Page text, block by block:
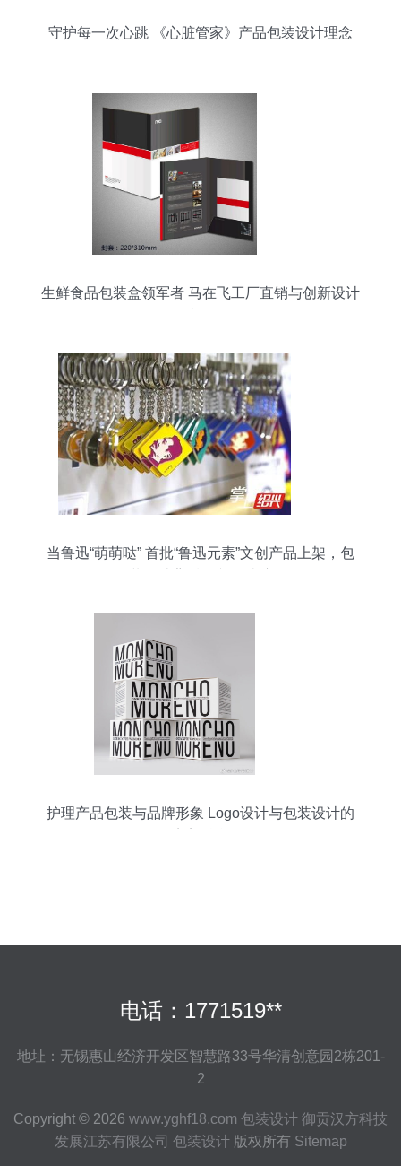
守护每一次心跳 《心脏管家》产品包装设计理念
生鲜食品包装盒领军者 马在飞工厂直销与创新设计
当鲁迅“萌萌哒” 首批“鲁迅元素”文创产品上架，包
护理产品包装与品牌形象 Logo设计与包装设计的
电话：1771519**
地址：无锡惠山经济开发区智慧路33号华清创意园2栋201-
2
Copyright © 2026 www.yghf18.com 包装设计 御贡汉方科技
发展江苏有限公司 包装设计版权所有 Sitemap